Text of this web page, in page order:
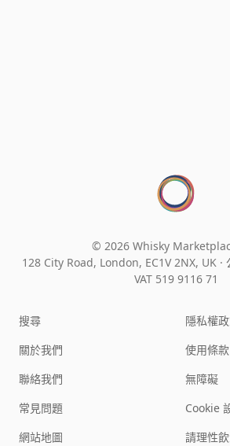
© 2026 Whisky
128 City Road, London, EC1V 2NX, UK ·
VAT 519 9116 71
搜尋
關於我們
聯絡我們
常見問題
網站地圖
隱私權
使用條款
無障礙
Cookie
請理性